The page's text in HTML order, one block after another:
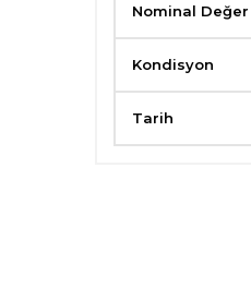
Nominal Değer
Kondisyon
Tarih